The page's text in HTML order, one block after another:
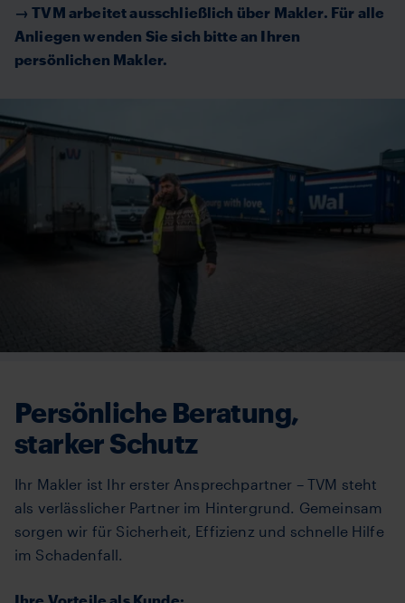
→ TVM arbeitet ausschließlich über Makler. Für alle
Anliegen wenden Sie sich bitte an Ihren
persönlichen Makler.
Persönliche Beratung,
starker Schutz
Ihr Makler ist Ihr erster Ansprechpartner – TVM steht
als verlässlicher Partner im Hintergrund. Gemeinsam
sorgen wir für Sicherheit, Effizienz und schnelle Hilfe
im Schadenfall.